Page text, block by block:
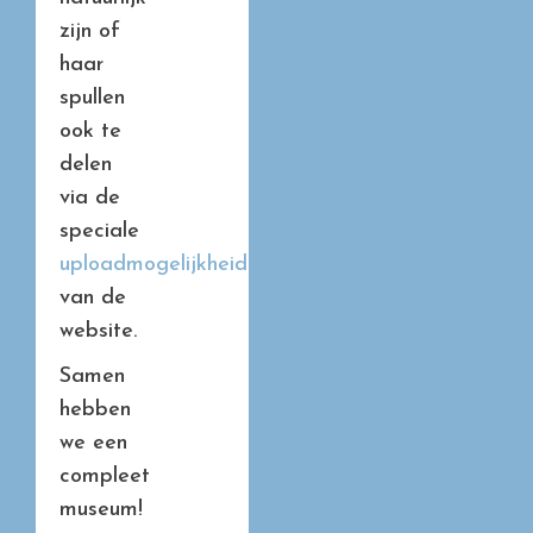
zijn of
haar
spullen
ook te
delen
via de
speciale
uploadmogelijkheid
van de
website.
Samen
hebben
we een
compleet
museum!